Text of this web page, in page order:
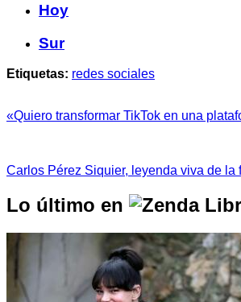
Hoy
Sur
Etiquetas: redes sociales
«Quiero transformar TikTok en una
Carlos Pérez Siquier, leyenda viva de
Lo último en